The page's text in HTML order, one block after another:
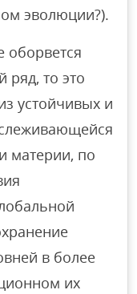
эволюции?).
оборвется
ряд, то это
устойчивых и
материи, по
в более
их